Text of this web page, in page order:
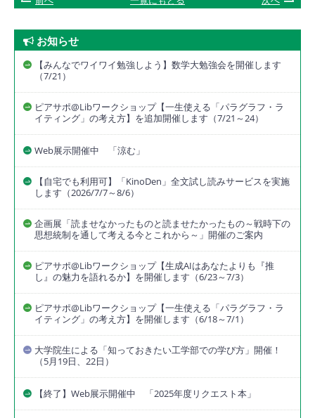
お知らせ
【みんなでワイワイ勉強しよう】数学大勉強会を開催します
（7/21）
ピアサポ@Libワークショップ【一生使える「パラグラフ・ラ
イティング」の考え方】を追加開催します（7/21～24）
Web展示開催中 「涼む」
【自宅でも利用可】「KinoDen」全文試し読みサービスを実施
します（2026/7/7～8/6）
企画展「読ませなかったものと読ませたかったもの～戦時下の
思想統制を通して考える今とこれから～」開催のご案内
ピアサポ@Libワークショップ【生成AIはあなたよりも『推
し』の魅力を語れるか】を開催します（6/23～7/3）
ピアサポ@Libワークショップ【一生使える「パラグラフ・ラ
イティング」の考え方】を開催します（6/18～7/1）
大学院生による「知っておきたい工学部での学び方」開催！
（5月19日、22日）
【終了】Web展示開催中 「2025年度リクエスト本」